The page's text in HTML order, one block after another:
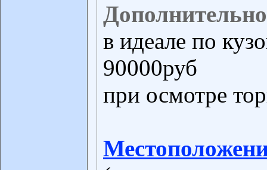
в идеале по
90000руб
при осмотре